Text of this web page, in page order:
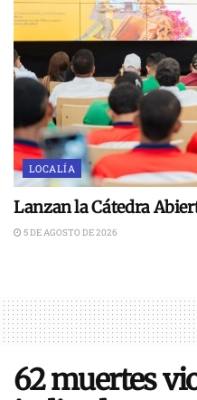
LOCALÍA
Lanzan la Cátedra
5 DE AGOSTO DE 2026
62 muertes